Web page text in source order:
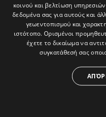
του
κοινού και βελτίωση
δεδομένα σας για αυτούς και
γεωεντοπισμού και
ιστότοπο. Ορισμένοι
έχετε το δικαίωμα να
συγκατάθεσή σας